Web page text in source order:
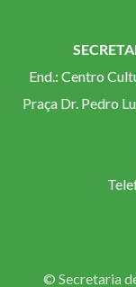
End.: Centro
Praça Dr. Pedro
© Secretaria